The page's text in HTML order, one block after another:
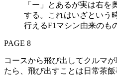
「ー」とあるが実は右を
する。これはいざという
行えるF1マシン由来のも
PAGE 8
コースから飛び出してクルマ
たら、飛び出すことは日常茶